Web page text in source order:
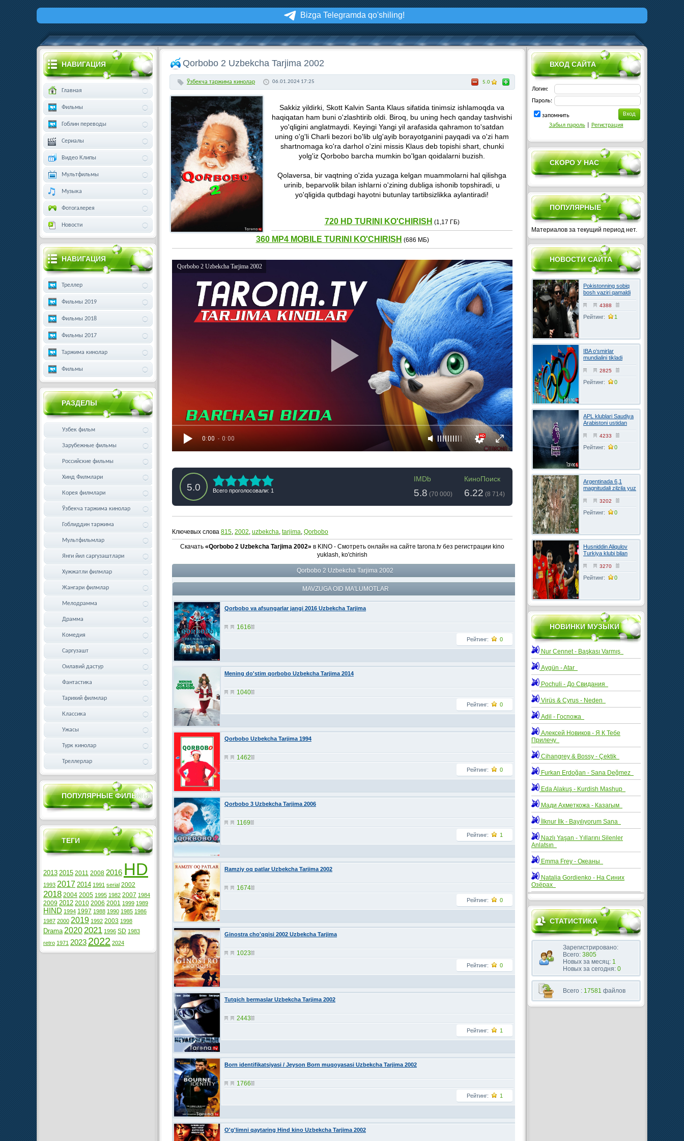
Bizga Telegramda qo'shiling!
Qorbobo 2 Uzbekcha Tarjima 2002
Ўзбекча таржима кинолар 06.01.2024 17:25 5.0
Sakkiz yildirki, Skott Kalvin Santa Klaus sifatida tinimsiz ishlamoqda va
haqiqatan ham buni o'zlashtirib oldi. Biroq, bu uning hech qanday tashvishi
yo'qligini anglatmaydi. Keyingi Yangi yil arafasida qahramon to'satdan
uning o'g'li Charli bezori bo'lib ulg'ayib borayotganini payqadi va o'zi ham
shartnomaga ko'ra darhol o'zini missis Klaus deb topishi shart, chunki
yolg'iz Qorbobo barcha mumkin bo'lgan qoidalarni buzish.
Qolaversa, bir vaqtning o'zida yuzaga kelgan muammolarni hal qilishga
urinib, beparvolik bilan ishlarni o'zining dubliga ishonib topshiradi, u
yo'qligida qutbdagi hayotni butunlay tartibsizlikka aylantiradi!
720 HD TURINI KO'CHIRISH (1,17 ГБ)
360 MP4 MOBILE TURINI KO'CHIRISH (686 МБ)
0:00 - 0:00
Qorbobo 2 Uzbekcha Tarjima 2002
5.0 Всего проголосовали: 1
IMDb
5.8 (70 000)
КиноПоиск
6.22 (8 714)
Ключевых слова 815, 2002, uzbekcha, tarjima, Qorbobo
Скачать «Qorbobo 2 Uzbekcha Tarjima 2002» в KINO - Смотреть онлайн на сайте tarona.tv без регистрации kino
yuklash, ko'chirish
Qorbobo 2 Uzbekcha Tarjima 2002
MAVZUGA OID MA'LUMOTLAR
Qorbobo va afsungarlar jangi 2016 Uzbekcha Tarjima
1616
Рейтинг: 0
Mening do'stim qorbobo Uzbekcha Tarjima 2014
1040
Рейтинг: 0
Qorbobo Uzbekcha Tarjima 1994
1462
Рейтинг: 0
Qorbobo 3 Uzbekcha Tarjima 2006
1169
Рейтинг: 1
Ramziy oq patlar Uzbekcha Tarjima 2002
1674
Рейтинг: 0
Ginostra cho'qqisi 2002 Uzbekcha Tarjima
1023
Рейтинг: 0
Tutqich bermaslar Uzbekcha Tarjima 2002
2443
Рейтинг: 1
Born identifikatsiyasi / Jeyson Born muqoyasasi Uzbekcha Tarjima 2002
1766
Рейтинг: 1
O'g'limni qaytaring Hind kino Uzbekcha Tarjima 2002
ВХОД САЙТА
Логин:
Пароль:
запомнить
Забыл пароль| Регистрация
СКОРО У НАС
ПОПУЛЯРНЫЕ
Материалов за текущий период нет.
НОВОСТИ САЙТА
Pokistonning sobiq
bosh vaziri qamaldi
4388
Рейтинг: 1
IBA o‘smirlar
mundialini tikladi
2825
Рейтинг: 0
APL klublari Saudiya
Arabistoni ustidan
FIFAga shikoyat
qilmoqchi4233
Рейтинг: 0
Argentinada 6,1
magnitudali zilzila yuz
berdi
3202
Рейтинг: 0
Husniddin Aliqulov
Turkiya klubi bilan
kelishuvga erishdi
3270
Рейтинг: 0
НОВИНКИ МУЗЫКИ
Nur Cennet - Başkası Varmış
Aygün - Atar
Pochuli - До Свидания
Virüs & Cyrus - Neden
Adil - Госпожа
Алексей Новиков - Я К Тебе
Прилечу
Cihangrey & Bossy - Çektik
Furkan Erdoğan - Sana Değmez
Eda Alakuş - Kurdish Mashup
Мади Ахметкожа - Казагым
İlknur İlk - Bayılıyorum Sana
Nazlı Yaşan - Yıllarını Silenler
Anlatsın
Emma Frey - Океаны
Natalia Gordienko - На Синих
Озёрах
СТАТИСТИКА
Зарегистрировано:
Всего: 3805
Новых за месяц: 1
Новых за сегодня: 0
Всего : 17581 файлов
НАВИГАЦИЯ
Главная
Фильмы
Гоблин переводы
Сериалы
Видео Клипы
Мультфильмы
Музыка
Фотогалерея
Новости
НАВИГАЦИЯ
Треллер
Фильмы 2019
Фильмы 2018
Фильмы 2017
Таржима кинолар
Фильмы
РАЗДЕЛЫ
Узбек фильм
Зарубежные фильмы
Российские фильмы
Хинд Филмлари
Корея филмлари
Ўзбекча таржима кинолар
Гоблиддин таржима
Мультфильмлар
Янги йил саргузаштлари
Хужжатли филмлар
Жангари филмлар
Мелодрамма
Драмма
Комедия
Саргузашт
Оилавий дастур
Фантастика
Тарихий филмлар
Классика
Ужасы
Турк кинолар
Треллерлар
ПОПУЛЯРНЫЕ ФИЛЬМЫ
ТЕГИ
2013 2015 2011 2008 2016 HD
1993 2017 2014 1991 serial 2002
2018 2004 2005 1995 1982 2007 1984
2009 2012 2010 2006 2001 1999 1989
HIND 1994 1997 1988 1990 1985 1986
1987 2000 2019 1992 2003 1998
Drama 2020 2021 1996 SD 1983
retro 1971 2023 2022 2024